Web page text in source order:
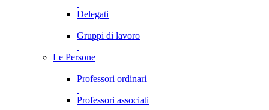
Delegati
Gruppi di lavoro
Le Persone
Professori ordinari
Professori associati